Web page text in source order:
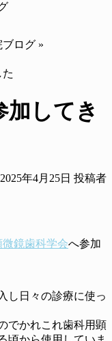
ブログ »
加してき
年4月25日 投稿者
微鏡歯科学会へ参加
し日々の診療に使っ
でかれこれ歯科用顕